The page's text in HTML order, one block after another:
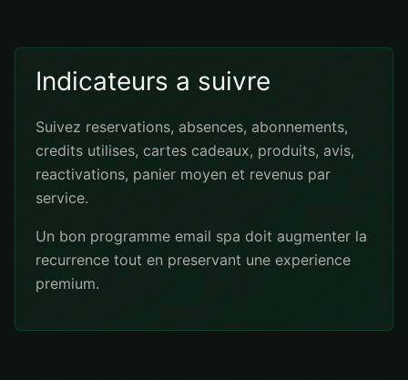
Indicateurs a suivre
Suivez reservations, absences, abonnements,
credits utilises, cartes cadeaux, produits, avis,
reactivations, panier moyen et revenus par
service.
Un bon programme email spa doit augmenter la
recurrence tout en preservant une experience
premium.